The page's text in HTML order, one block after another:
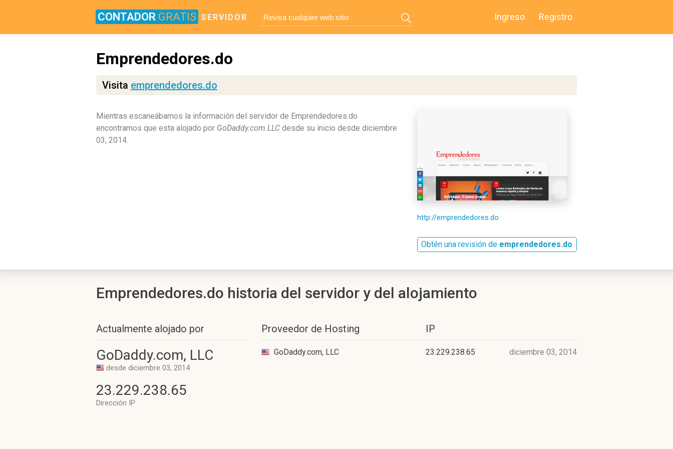
CONTADOR GRATIS SERVIDOR Ingreso Registro
Emprendedores.do
Visita emprendedores.do
Mientras escaneábamos la información del servidor de Emprendedores.do
encontramos que esta alojado por GoDaddy.com LLC desde su inicio desde diciembre
03, 2014.
http://emprendedores.do
Obtén una revisión de emprendedores.do
Emprendedores.do historia del servidor y del alojamiento
Actualmente alojado por
GoDaddy.com, LLC
desde diciembre 03, 2014
23.229.238.65
Dirección IP
Proveedor de Hosting IP
GoDaddy.com, LLC 23.229.238.65 diciembre 03, 2014